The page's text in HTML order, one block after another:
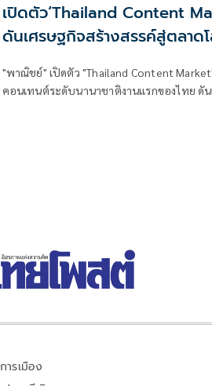
เปิดตัว‘Thailand Content
ดันเศรษฐกิจสร้างสรรค์สู่ตลาด
"พาณิชย์" เปิดตัว "Thailand Content
คอนเทนต์ระดับนานาชาติงานแรกของไทย ดั
การเมือง